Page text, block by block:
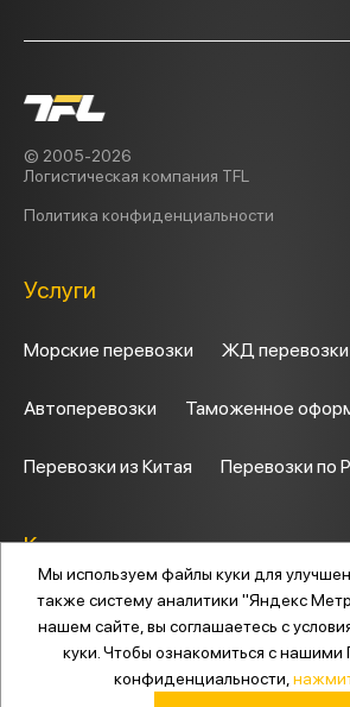
© 2005-2026
Логистическая компания TFL
Политика конфиденциальности
Услуги
Морские перевозки ЖД перевозки
Автоперевозки Таможенное
Перевозки из Китая Перевозки по
Компания
Почему TFL Документы
Новости и проекты
Мы используем файлы куки для
также систему аналитики "Яндекс
нашем сайте, вы соглашаетесь с
куки. Чтобы ознакомиться с
конфиденциальности,